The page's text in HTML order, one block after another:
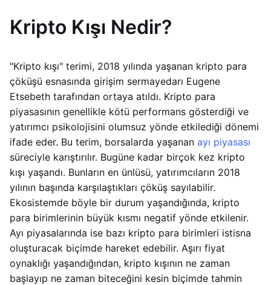
Kripto Kışı Nedir?
"Kripto kışı" terimi, 2018 yılında yaşanan kripto para
çöküşü esnasında girişim sermayedarı Eugene
Etsebeth tarafından ortaya atıldı. Kripto para
piyasasının genellikle kötü performans gösterdiği ve
yatırımcı psikolojisini olumsuz yönde etkilediği dönemi
ifade eder. Bu terim, borsalarda yaşanan ayı piyasası
süreciyle karıştırılır. Bugüne kadar birçok kez kripto
kışı yaşandı. Bunların en ünlüsü, yatırımcıların 2018
yılının başında karşılaştıkları çöküş sayılabilir.
Ekosistemde böyle bir durum yaşandığında, kripto
para birimlerinin büyük kısmı negatif yönde etkilenir.
Ayı piyasalarında ise bazı kripto para birimleri istisna
oluşturacak biçimde hareket edebilir. Aşırı fiyat
oynaklığı yaşandığından, kripto kışının ne zaman
başlayıp ne zaman biteceğini kesin biçimde tahmin